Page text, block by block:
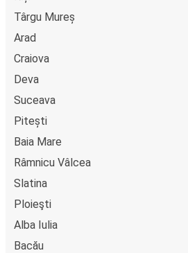
Târgu Mureș
Arad
Craiova
Deva
Suceava
Pitești
Baia Mare
Râmnicu Vâlcea
Slatina
Ploieşti
Alba Iulia
Bacău